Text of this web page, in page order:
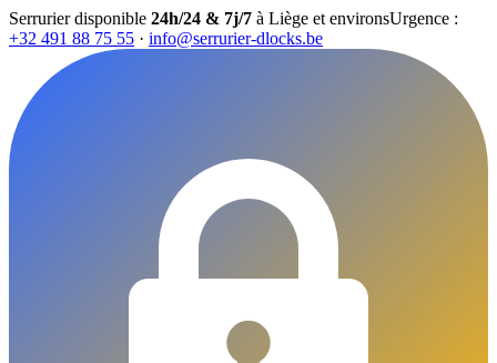
Serrurier disponible 24h/24 & 7j/7 à Liège et environsUrgence :
+32 491 88 75 55 · info@serrurier-dlocks.be